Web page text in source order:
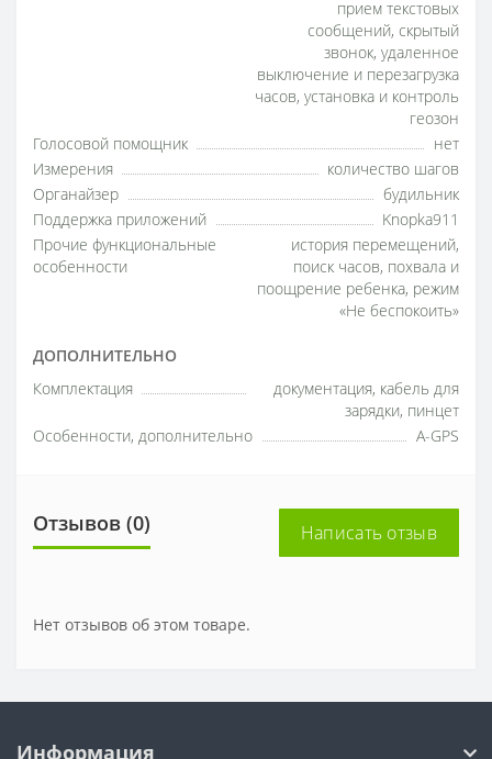
прием текстовых
сообщений, скрытый
звонок, удаленное
выключение и перезагрузка
часов, установка и контроль
геозон
Голосовой помощник
нет
Измерения
количество шагов
Органайзер
будильник
Поддержка приложений
Knopka911
Прочие функциональные
особенности
история перемещений,
поиск часов, похвала и
поощрение ребенка, режим
«Не беспокоить»
ДОПОЛНИТЕЛЬНО
Комплектация
документация, кабель для
зарядки, пинцет
Особенности, дополнительно
A-GPS
Отзывов (0) Написать отзыв
Нет отзывов об этом товаре.
Информация